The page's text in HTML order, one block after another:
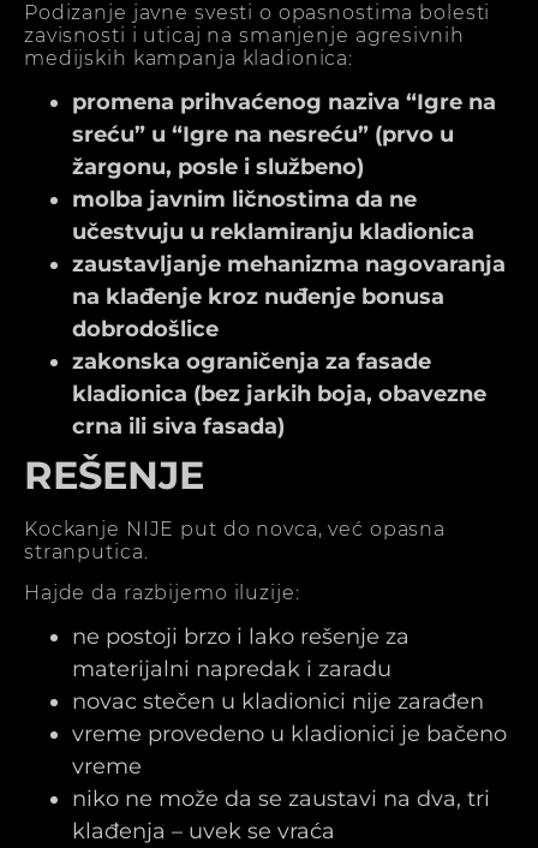
Podizanje javne svesti o opasnostima bolesti
zavisnosti i uticaj na smanjenje agresivnih
medijskih kampanja kladionica:
promena prihvaćenog naziva “Igre na
sreću” u “Igre na nesreću” (prvo u
žargonu, posle i službeno)
molba javnim ličnostima da ne
učestvuju u reklamiranju kladionica
zaustavljanje mehanizma nagovaranja
na klađenje kroz nuđenje bonusa
dobrodošlice
zakonska ograničenja za fasade
kladionica (bez jarkih boja, obavezne
crna ili siva fasada)
REŠENJE
Kockanje NIJE put do novca, već opasna
stranputica.
Hajde da razbijemo iluzije:
ne postoji brzo i lako rešenje za
materijalni napredak i zaradu
novac stečen u kladionici nije zarađen
vreme provedeno u kladionici je bačeno
vreme
niko ne može da se zaustavi na dva, tri
klađenja – uvek se vraća